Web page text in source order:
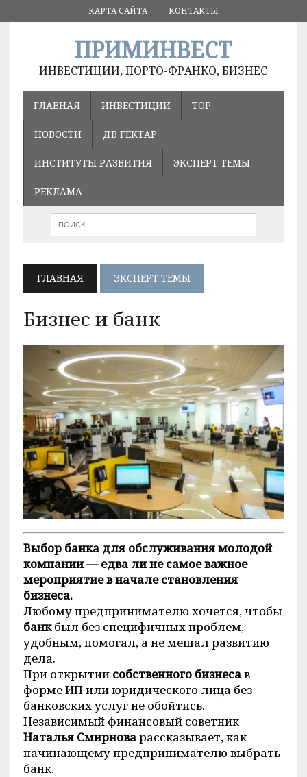
КАРТА САЙТА КОНТАКТЫ
ПРИМИНВЕСТ
ИНВЕСТИЦИИ, ПОРТО-ФРАНКО, БИЗНЕС
ГЛАВНАЯ ИНВЕСТИЦИИ ТОР
НОВОСТИ ДВ ГЕКТАР
ИНСТИТУТЫ РАЗВИТИЯ ЭКСПЕРТ ТЕМЫ
РЕКЛАМА
ГЛАВНАЯ ЭКСПЕРТ ТЕМЫ
Бизнес и банк
Выбор банка для обслуживания молодой
компании — едва ли не самое важное
мероприятие в начале становления
бизнеса.
Любому предпринимателю хочется, чтобы
банкбыл без специфичных проблем,
удобным, помогал, а не мешал развитию
дела.
При открытии собственного бизнесав
форме ИП или юридического лица без
банковских услуг не обойтись.
Независимый финансовый советник
Наталья Смирноварассказывает, как
начинающему предпринимателю выбрать
банк.